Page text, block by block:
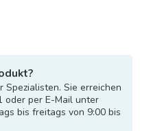
Spezialisten. Sie erreichen
oder per E-Mail unter
bis freitags von 9:00 bis